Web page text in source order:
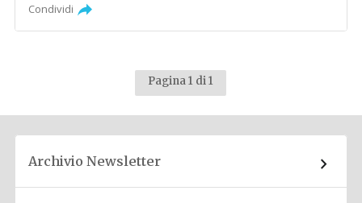
Condividi
Pagina 1 di 1
Archivio Newsletter